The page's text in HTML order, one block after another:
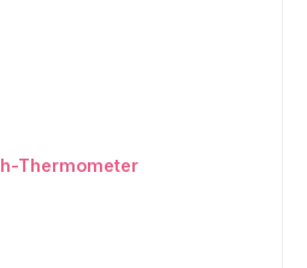
Thermometer